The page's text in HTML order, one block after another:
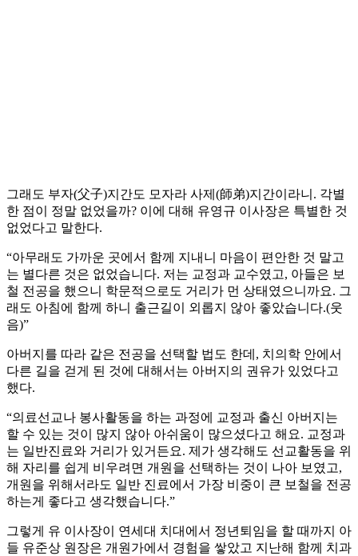
그래도 부자(父子)지간도 모자라 사제(師弟)지간이라니. 각별
한 점이 정말 없었을까? 이에 대해 유영규 이사장은 특별한 것
없었다고 말한다.
“아무래도 가까운 곳에서 함께 지내니 마음이 편안한 것 말고
는 별다른 것은 없었습니다. 저는 교정과 교수였고, 아들은 보
철 전공을 했으니 학문적으로도 거리가 먼 상태였으니까요. 그
래도 아침에 함께 하니 출근길이 외롭지 않아 좋았습니다.(웃
음)”
아버지를 따라 같은 전공을 선택할 법도 한데, 치의학 안에서
다른 길을 걷게 된 것에 대해서는 아버지의 권유가 있었다고
했다.
“의료선교나 봉사활동을 하는 과정에 교정과 출신 아버지는
할 수 있는 것이 많지 않아 아쉬움이 많으셨다고 해요. 교정과
는 일반진료와 거리가 있거든요. 제가 생각해도 선교활동을 위
해 자리를 쉽게 비우려면 개원을 선택하는 것이 나아 보였고,
개원을 위해서라도 일반 진료에서 가장 비중이 큰 보철을 전공
하는게 좋다고 생각했습니다.”
그렇게 유 이사장이 연세대 치대에서 정년퇴임을 할 때까지 아
들 유준상 원장은 개원가에서 경험을 쌓았고 지난해 함께 치과